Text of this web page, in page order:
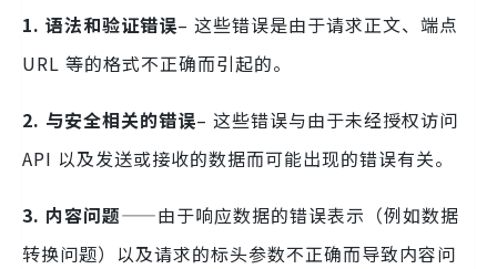
1. 语法和验证错误– 这些错误是由于请求正文、端点
URL 等的格式不正确而引起的。
2. 与安全相关的错误– 这些错误与由于未经授权访问
API 以及发送或接收的数据而可能出现的错误有关。
3. 内容问题——由于响应数据的错误表示（例如数据
转换问题）以及请求的标头参数不正确而导致内容问